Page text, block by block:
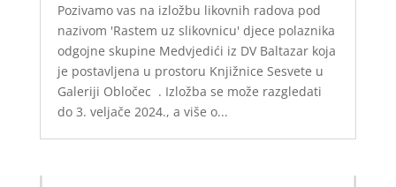
Pozivamo vas na izložbu likovnih radova pod
nazivom 'Rastem uz slikovnicu' djece polaznika
odgojne skupine Medvjedići iz DV Baltazar koja
je postavljena u prostoru Knjižnice Sesvete u
Galeriji Obločec . Izložba se može razgledati
do 3. veljače 2024., a više o...